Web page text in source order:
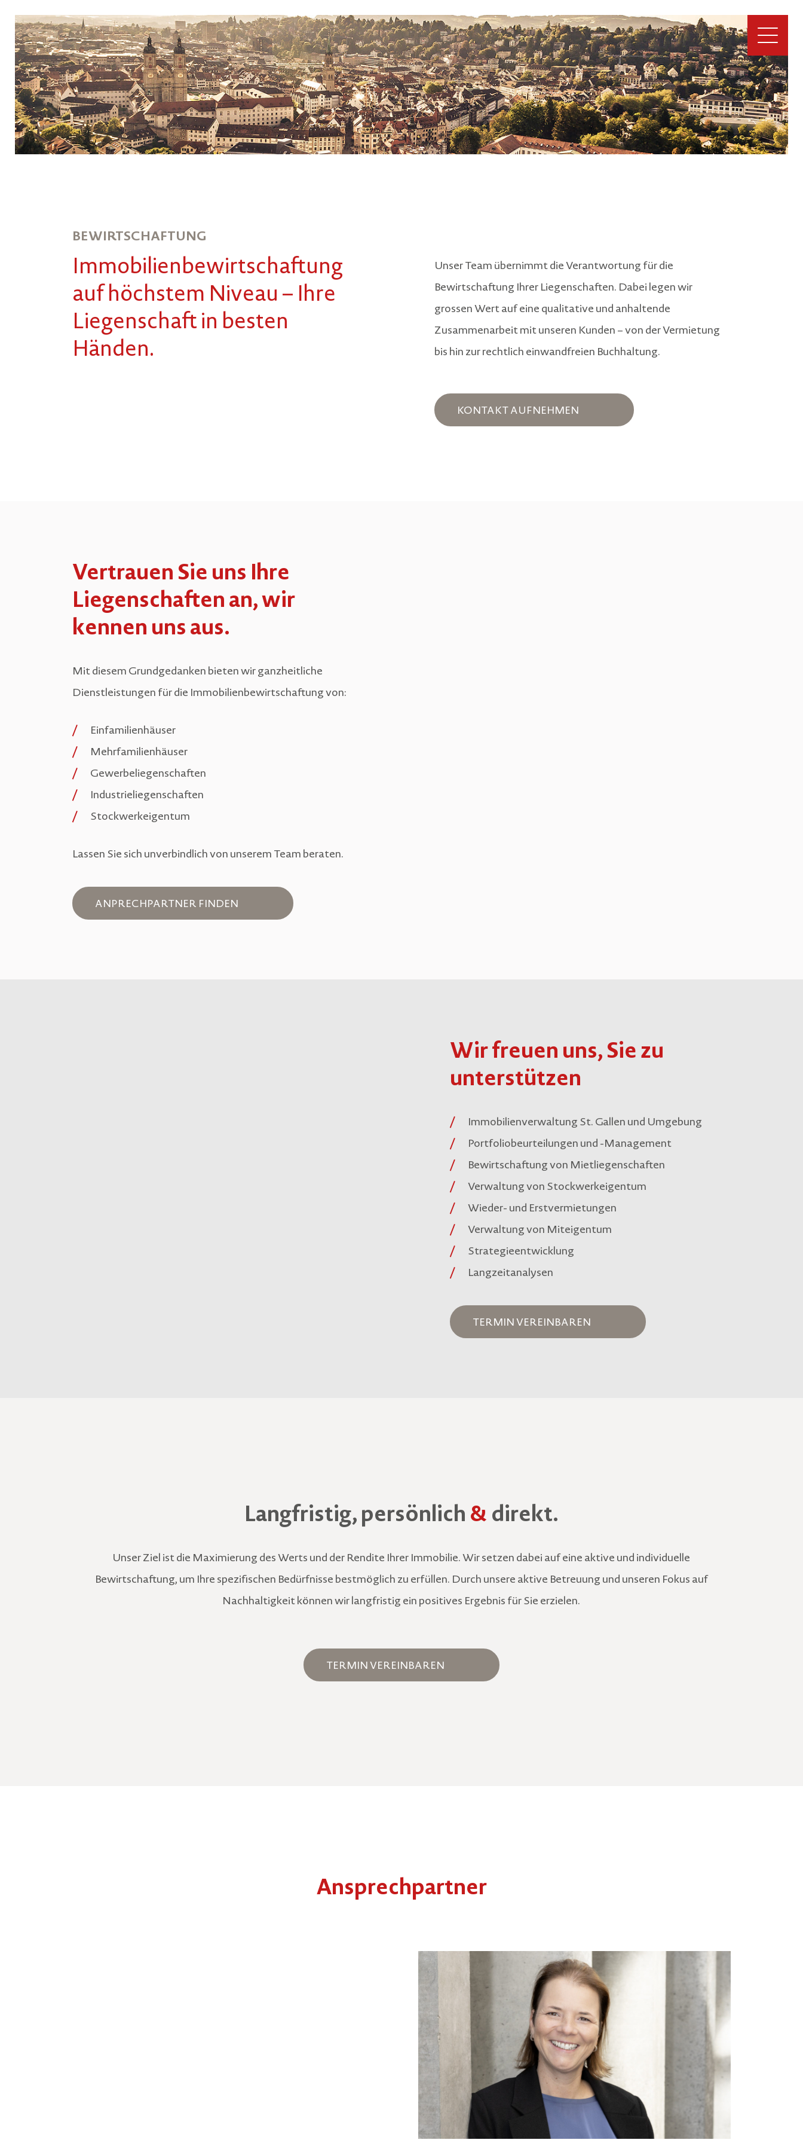
BEWIRTSCHAFTUNG
Immobilienbewirtschaftung
auf höchstem Niveau – Ihre
Liegenschaft in besten
Händen.
Unser Team übernimmt die Verantwortung für die
Bewirtschaftung Ihrer Liegenschaften. Dabei legen wir
grossen Wert auf eine qualitative und anhaltende
Zusammenarbeit mit unseren Kunden – von der Vermietung
bis hin zur rechtlich einwandfreien Buchhaltung.
KONTAKT AUFNEHMEN
Vertrauen Sie uns Ihre
Liegenschaften an, wir
kennen uns aus.
Mit diesem Grundgedanken bieten wir ganzheitliche
Dienstleistungen für die Immobilienbewirtschaftung von:
Einfamilienhäuser
Mehrfamilienhäuser
Gewerbeliegenschaften
Industrieliegenschaften
Stockwerkeigentum
Lassen Sie sich unverbindlich von unserem Team beraten.
ANPRECHPARTNER FINDEN
Wir freuen uns, Sie zu
unterstützen
Immobilienverwaltung St. Gallen und Umgebung
Portfoliobeurteilungen und -Management
Bewirtschaftung von Mietliegenschaften
Verwaltung von Stockwerkeigentum
Wieder- und Erstvermietungen
Verwaltung von Miteigentum
Strategieentwicklung
Langzeitanalysen
TERMIN VEREINBAREN
Langfristig, persönlich & direkt.
Unser Ziel ist die Maximierung des Werts und der Rendite Ihrer Immobilie. Wir setzen dabei auf eine aktive und individuelle
Bewirtschaftung, um Ihre spezifischen Bedürfnisse bestmöglich zu erfüllen. Durch unsere aktive Betreuung und unseren Fokus auf
Nachhaltigkeit können wir langfristig ein positives Ergebnis für Sie erzielen.
TERMIN VEREINBAREN
Ansprechpartner